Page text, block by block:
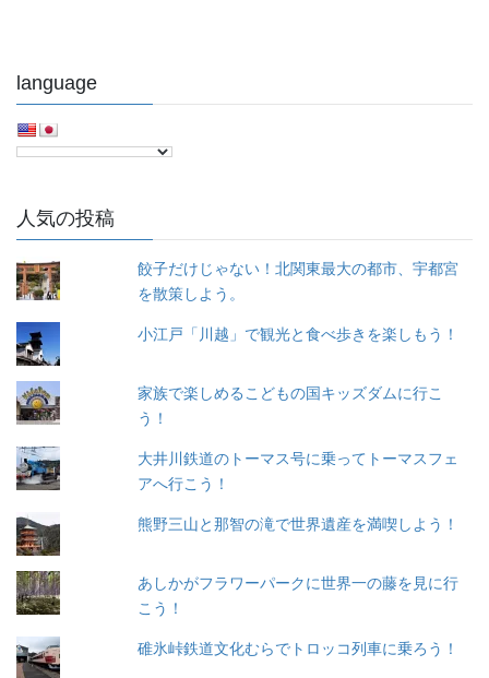
language
人気の投稿
餃子だけじゃない！北関東最大の都市、宇都宮
を散策しよう。
小江戸「川越」で観光と食べ歩きを楽しもう！
家族で楽しめるこどもの国キッズダムに行こ
う！
大井川鉄道のトーマス号に乗ってトーマスフェ
アへ行こう！
熊野三山と那智の滝で世界遺産を満喫しよう！
あしかがフラワーパークに世界一の藤を見に行
こう！
碓氷峠鉄道文化むらでトロッコ列車に乗ろう！